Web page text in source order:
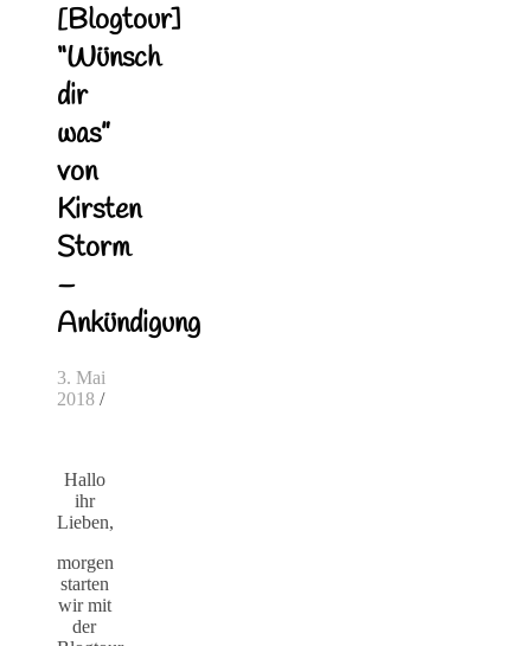
[Blogtour]
“Wünsch
dir
was”
von
Kirsten
Storm
–
Ankündigung
3. Mai
2018 /
Hallo
ihr
Lieben,
morgen
starten
wir mit
der